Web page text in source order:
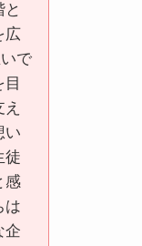
広
で
い
徒
感
は
企